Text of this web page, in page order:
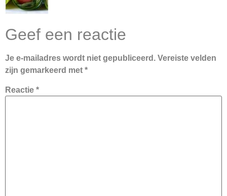
Geef een reactie
Je e-mailadres wordt niet gepubliceerd. Vereiste velden
zijn gemarkeerd met *
Reactie *